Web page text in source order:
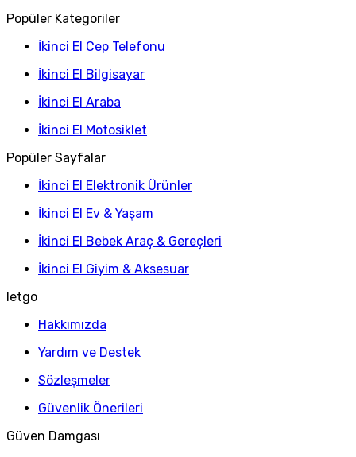
Popüler Kategoriler
İkinci El Cep Telefonu
İkinci El Bilgisayar
İkinci El Araba
İkinci El Motosiklet
Popüler Sayfalar
İkinci El Elektronik Ürünler
İkinci El Ev & Yaşam
İkinci El Bebek Araç & Gereçleri
İkinci El Giyim & Aksesuar
letgo
Hakkımızda
Yardım ve Destek
Sözleşmeler
Güvenlik Önerileri
Güven Damgası